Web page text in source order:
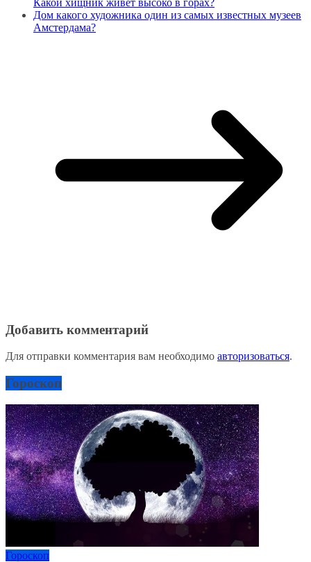
Дом какого художника один из самых известных музеев
Амстердама?
Добавить комментарий
Для отправки комментария вам необходимо авторизоваться.
Гороскоп
Гороскоп